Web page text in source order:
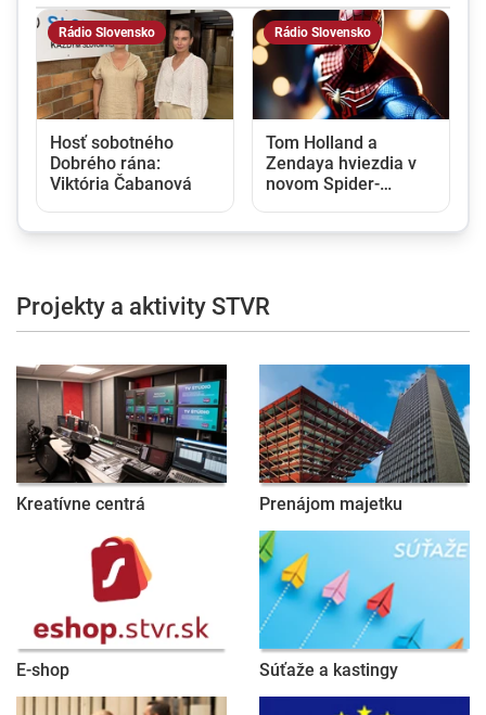
Rádio Slovensko
Hosť sobotného
Dobrého rána:
Viktória Čabanová
Rádio Slovensko
Tom Holland a
Zendaya hviezdia v
novom Spider-
Projekty a aktivity STVR
Kreatívne centrá Prenájom majetku
E-shop Súťaže a kastingy